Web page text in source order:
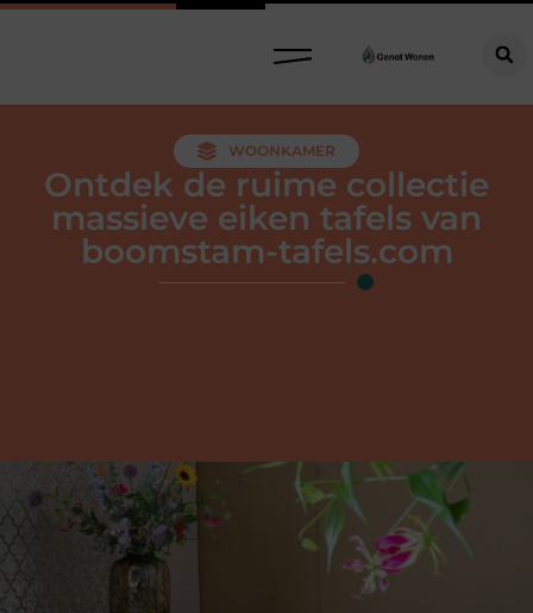
WOONKAMER
Ontdek de ruime collectie
massieve eiken tafels van
boomstam-tafels.com